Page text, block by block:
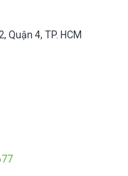
Quận 4, TP. HCM